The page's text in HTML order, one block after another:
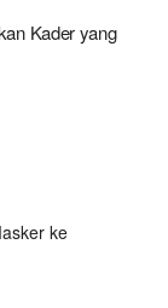
Kader yang
ke